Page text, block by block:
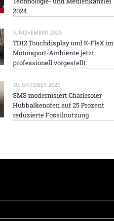
2024
3. NOVEMBER 2025
TD12 Touchdisplay und K-FleX im
Motorsport-Ambiente jetzt
professionell vorgestellt
30. OKTOBER 2025
SMS modernisiert Charleroier
Hubbalkenofen auf 25 Prozent
reduzierte Fossilnutzung